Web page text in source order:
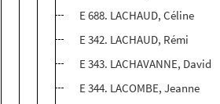
E 688. LACHAUD, Céline
E 342. LACHAUD, Rémi
E 343. LACHAVANNE, David
E 344. LACOMBE, Jeanne